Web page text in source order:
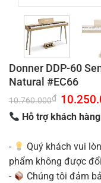
Donner DDP-60
Natural #EC66
10.760.000₫ Giá
gốc
là:
Hỗ trợ khách
-
Quý khách vui
phẩm không được
-
Chúng tôi đảm